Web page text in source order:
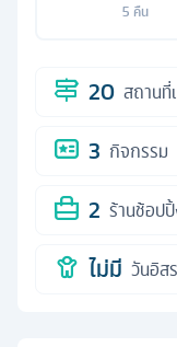
5 คืน
20 สถานที่
3 กิจกรรม
2 ร้านช้อป
ไม่มี วันอิส